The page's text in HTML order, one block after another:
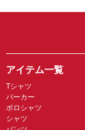
アイテム一覧
Tシャツ
パーカー
ポロシャツ
シャツ